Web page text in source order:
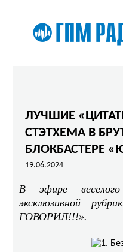
ЛУЧШИЕ
СТЭТХЕМА В
БЛОКБАСТЕРЕ
19.06.2024
В эфире
эксклюзивной
ГОВОРИЛ!!!».